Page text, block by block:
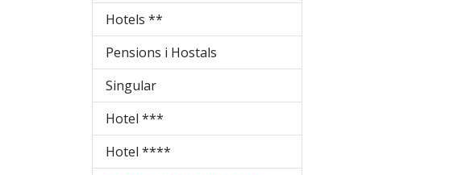
Hotels **
Pensions i Hostals
Singular
Hotel ***
Hotel ****